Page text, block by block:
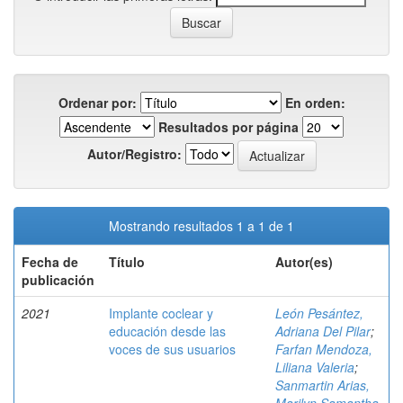
Ordenar por:
En orden:
Resultados por página
Autor/Registro:
Mostrando resultados 1 a 1 de 1
Fecha de
publicación
Título Autor(es)
2021
Implante coclear y
educación desde las
voces de sus usuarios
León Pesántez,
Adriana Del Pilar;
Farfan Mendoza,
Liliana Valeria;
Sanmartin Arias,